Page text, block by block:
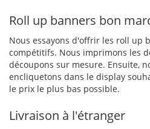
Roll up banners bon
Nous essayons d'offrir les roll up
compétitifs. Nous imprimons les
découpons sur mesure. Ensuite,
encliquetons dans le display
le prix le plus bas possible.
Livraison à l'étranger